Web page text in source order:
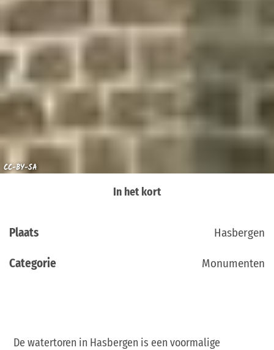
CC-BY-SA
In het kort
Plaats Hasbergen
Categorie Monumenten
De watertoren in Hasbergen is een voormalige